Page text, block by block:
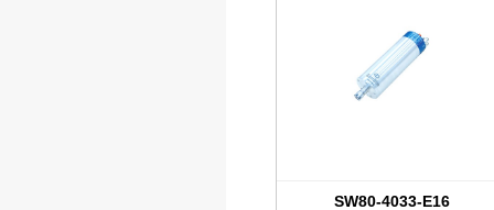
SW80-4033-E16